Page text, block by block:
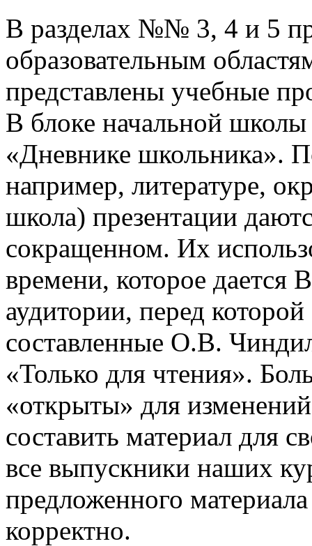
В разделах №№ 3, 4 и 5
образовательным
представлены учебные
В блоке начальной
«Дневнике школьника».
например, литературе,
школа) презентации
сокращенном. Их
времени, которое дается
аудитории, перед
составленные О.В.
«Только для чтения».
«открыты» для
составить материал для
все выпускники наших
предложенного
корректно.